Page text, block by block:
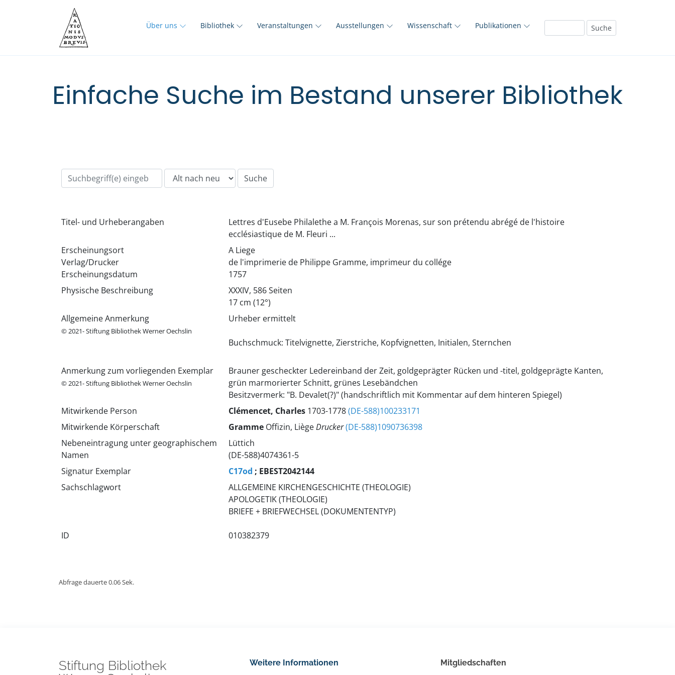
Über uns Bibliothek Veranstaltungen Ausstellungen Wissenschaft Publikationen
Einfache Suche im Bestand unserer Bibliothek
Titel- und Urheberangaben
Lettres d'Eusebe Philalethe a M. François Morenas, sur son prétendu abrégé de l'histoire
ecclésiastique de M. Fleuri ...
Erscheinungsort
Verlag/Drucker
Erscheinungsdatum
A Liege
de l'imprimerie de Philippe Gramme, imprimeur du collége
1757
Physische Beschreibung
XXXIV, 586 Seiten
17 cm (12°)
Allgemeine Anmerkung
© 2021- Stiftung Bibliothek Werner Oechslin
Urheber ermittelt
Buchschmuck: Titelvignette, Zierstriche, Kopfvignetten, Initialen, Sternchen
Anmerkung zum vorliegenden Exemplar
© 2021- Stiftung Bibliothek Werner Oechslin
Brauner gescheckter Ledereinband der Zeit, goldgeprägter Rücken und -titel, goldgeprägte Kanten,
grün marmorierter Schnitt, grünes Lesebändchen
Besitzvermerk: "B. Devalet(?)" (handschriftlich mit Kommentar auf dem hinteren Spiegel)
Mitwirkende Person
Clémencet, Charles1703-1778(DE-588)100233171
Mitwirkende Körperschaft
GrammeOffizin, LiègeDrucker(DE-588)1090736398
Nebeneintragung unter geographischem
Namen
Lüttich
(DE-588)4074361-5
Signatur Exemplar
C17od ; EBEST2042144
Sachschlagwort
ALLGEMEINE KIRCHENGESCHICHTE (THEOLOGIE)
APOLOGETIK (THEOLOGIE)
BRIEFE + BRIEFWECHSEL (DOKUMENTENTYP)
ID 010382379
Abfrage dauerte 0.06 Sek.
Stiftung Bibliothek
Weitere Informationen Mitgliedschaften